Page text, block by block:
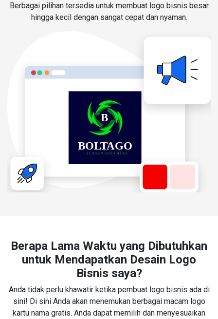
Berbagai pilihan tersedia untuk membuat logo bisnis besar
hingga kecil dengan sangat cepat dan nyaman.
Berapa Lama Waktu yang Dibutuhkan
untuk Mendapatkan Desain Logo
Bisnis saya?
Anda tidak perlu khawatir ketika pembuat logo bisnis ada di
sini! Di sini Anda akan menemukan berbagai macam logo
kartu nama gratis. Anda dapat memilih dan menyesuaikan